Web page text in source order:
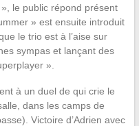
le public répond présent
» est ensuite introduit
le trio est à l’aise sur
sympas et lançant des
».
à un duel de qui crie le
dans les camps de
Victoire d’Adrien avec